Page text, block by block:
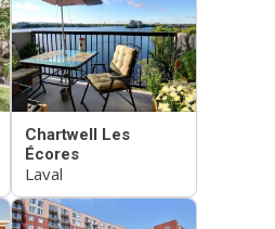
Chartwell Les
Écores
Laval